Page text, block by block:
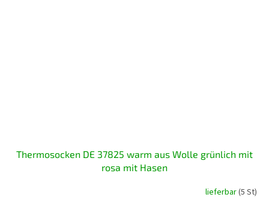
Thermosocken DE 37825 warm aus Wolle grünlich mit
rosa mit Hasen
lieferbar(5 St)